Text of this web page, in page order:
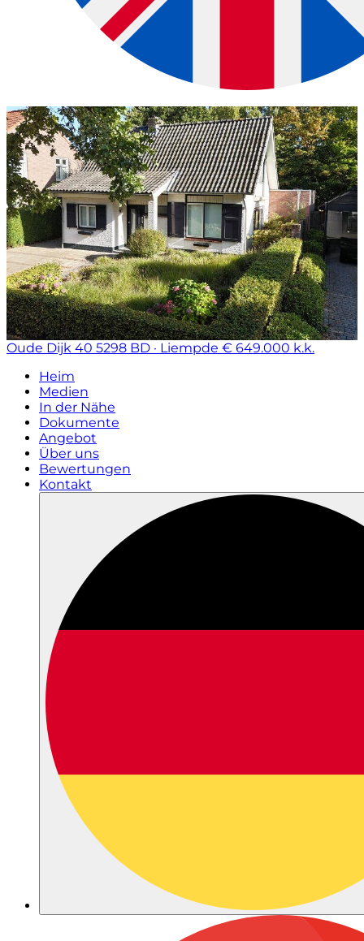
Oude Dijk 40 5298 BD · Liempde € 649.000 k.k.
Heim
Medien
In der Nähe
Dokumente
Angebot
Über uns
Bewertungen
Kontakt